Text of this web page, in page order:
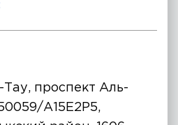
проспект Аль-
A15E2P5,